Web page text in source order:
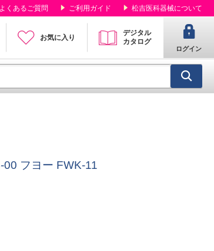
よくあるご質問 ご利用ガイド 松吉医科器械について
お気に入り
デジタル
カタログ
ログイン
フヨー FWK-11